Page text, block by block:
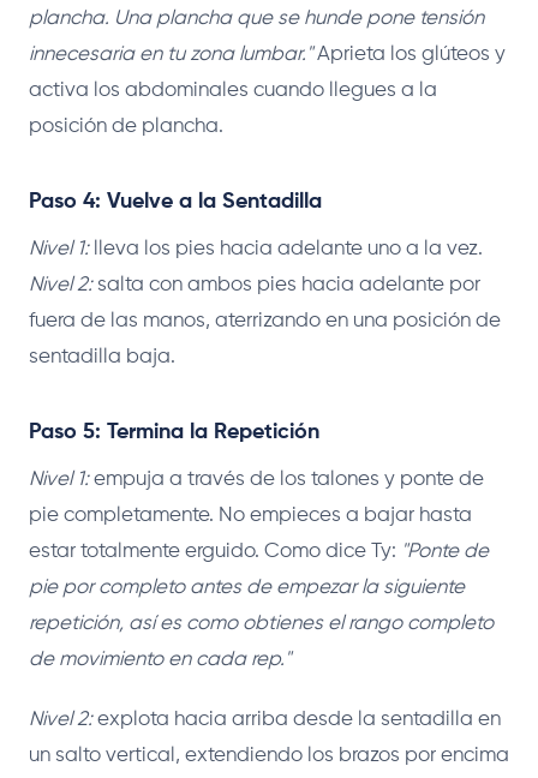
plancha. Una plancha que se hunde pone tensión
innecesaria en tu zona lumbar."Aprieta los glúteos y
activa los abdominales cuando llegues a la
posición de plancha.
Paso 4: Vuelve a la Sentadilla
Nivel 1:lleva los pies hacia adelante uno a la vez.
Nivel 2:salta con ambos pies hacia adelante por
fuera de las manos, aterrizando en una posición de
sentadilla baja.
Paso 5: Termina la Repetición
Nivel 1:empuja a través de los talones y ponte de
pie completamente. No empieces a bajar hasta
estar totalmente erguido. Como dice Ty: "Ponte de
pie por completo antes de empezar la siguiente
repetición, así es como obtienes el rango completo
de movimiento en cada rep."
Nivel 2:explota hacia arriba desde la sentadilla en
un salto vertical, extendiendo los brazos por encima